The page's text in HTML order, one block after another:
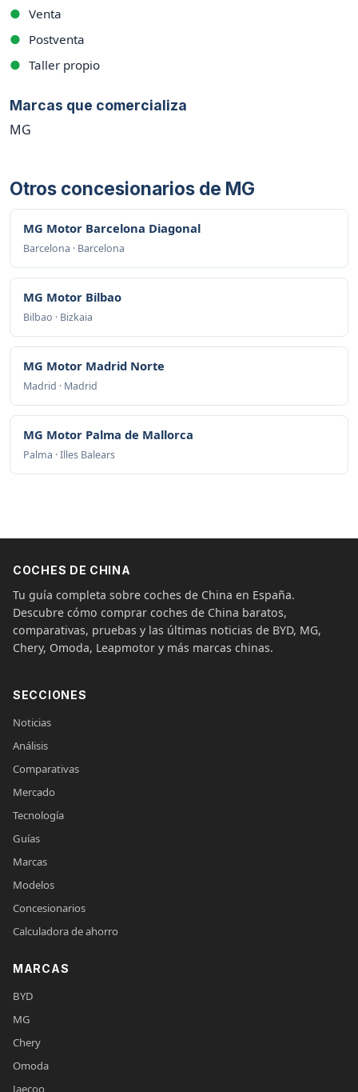
● Venta
● Postventa
● Taller propio
Marcas que comercializa
MG
Otros concesionarios de MG
MG Motor Barcelona Diagonal
Barcelona · Barcelona
MG Motor Bilbao
Bilbao · Bizkaia
MG Motor Madrid Norte
Madrid · Madrid
MG Motor Palma de Mallorca
Palma · Illes Balears
COCHES DE CHINA
Tu guía completa sobre coches de China en España.
Descubre cómo comprar coches de China baratos,
comparativas, pruebas y las últimas noticias de BYD, MG,
Chery, Omoda, Leapmotor y más marcas chinas.
SECCIONES
Noticias
Análisis
Comparativas
Mercado
Tecnología
Guías
Marcas
Modelos
Concesionarios
Calculadora de ahorro
MARCAS
BYD
MG
Chery
Omoda
Jaecoo